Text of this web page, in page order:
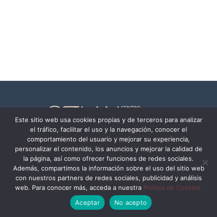
Política de tratamiento de datos personales
Política de cookies
Copyright © 2026 | CELAN - Centro latinoamericano de nutrición
Este sitio web usa cookies propias y de terceros para analizar
el tráfico, facilitar el uso y la navegación, conocer el
comportamiento del usuario y mejorar su experiencia,
personalizar el contenido, los anuncios y mejorar la calidad de
la página, así como ofrecer funciones de redes sociales.
Además, compartimos la información sobre el uso del sitio web
con nuestros partners de redes sociales, publicidad y análisis
web. Para conocer más, acceda a nuestra Política de Cookies.
Aceptar
No acepto